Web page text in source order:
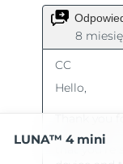
LUNA™ 4 mini